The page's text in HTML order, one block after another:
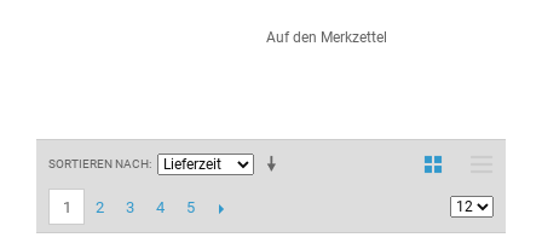
Auf den Merkzettel
SORTIEREN NACH
1 2 3 4 5